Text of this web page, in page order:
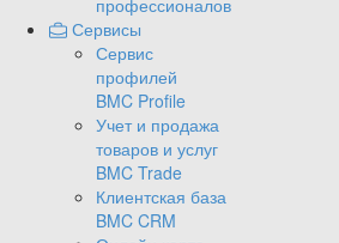
профессионалов
Сервисы
Сервис
профилей
BMC Profile
Учет и продажа
товаров и услуг
BMC Trade
Клиентская база
BMC CRM